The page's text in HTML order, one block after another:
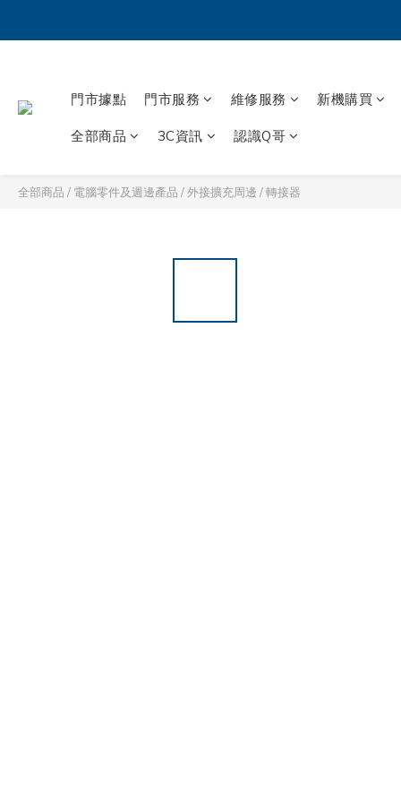
門市據點 門市服務 維修服務 新機購買
全部商品 3C資訊 認識Q哥
全部商品 / 電腦零件及週邊產品 /外接擴充周邊 /轉接器